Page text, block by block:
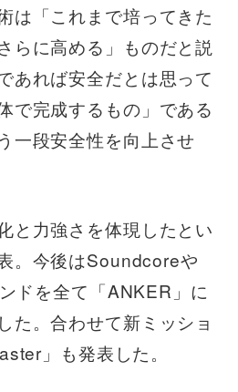
は「これまで培ってきた
らに高める」ものだと説
あれば安全だとは思って
で完成するもの」である
一段安全性を向上させ
と力強さを体現したとい
。今後はSoundcoreや
ドを全て「ANKER」に
た。合わせて新ミッショ
」も発表した。